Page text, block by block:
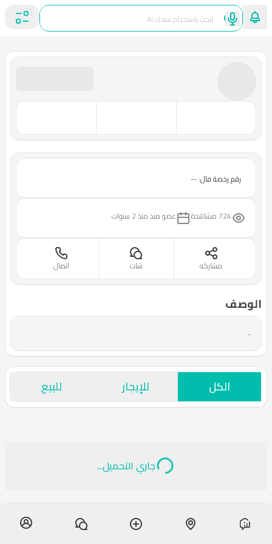
رقم رخصة فال: --
724 مشاهدة عضو منذمنذ 2 سنوات
اتصال شات مشاركه
الوصف
-
الكل للإيجار للبيع
جاري التحميل...